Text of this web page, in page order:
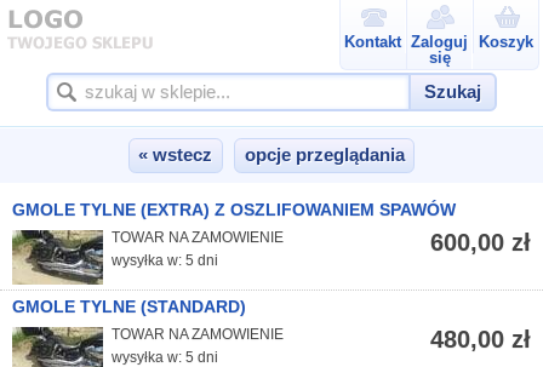
Kontakt Zaloguj
się
Koszyk
Szukaj
« wstecz opcje przeglądania
GMOLE TYLNE (EXTRA) Z OSZLIFOWANIEM SPAWÓW
600,00 zł
TOWAR NA ZAMÓWIENIE
wysyłka w: 5 dni
GMOLE TYLNE (STANDARD)
480,00 zł
TOWAR NA ZAMÓWIENIE
wysyłka w: 5 dni